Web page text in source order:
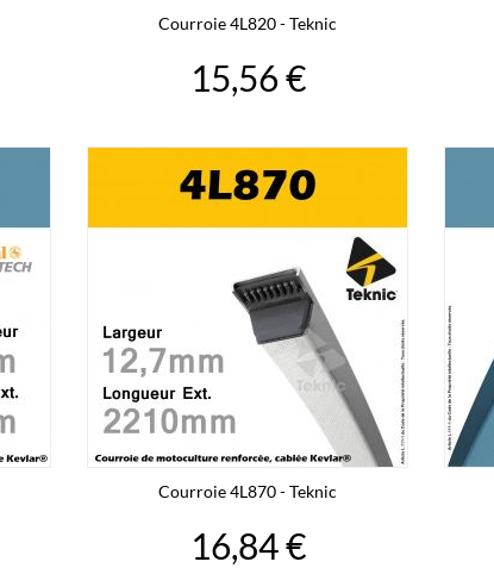
Courroie 4L820 - Teknic
15,56 €
Courroie 4L870 - Teknic
16,84 €